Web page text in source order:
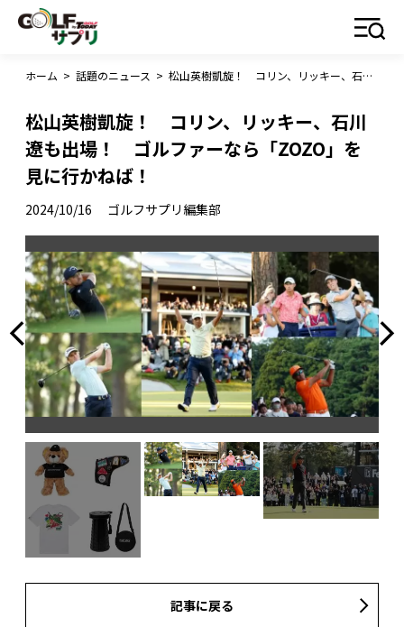
ホーム > 話題のニュース > 松山英樹凱旋！ コリン、リッキー、石川遼も出場！ ゴルファーなら「ZOZO」を見に行かねば！
松山英樹凱旋！ コリン、リッキー、石川
遼も出場！ ゴルファーなら「ZOZO」を
見に行かねば！
2024/10/16 ゴルフサプリ編集部
記事に戻る